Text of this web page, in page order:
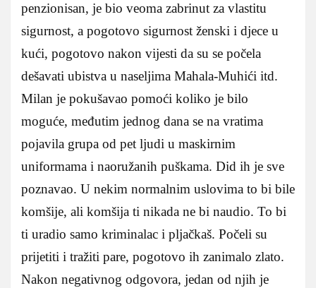
penzionisan, je bio veoma zabrinut za vlastitu
sigurnost, a pogotovo sigurnost ženski i djece u
kući, pogotovo nakon vijesti da su se počela
dešavati ubistva u naseljima Mahala-Muhići itd.
Milan je pokušavao pomoći koliko je bilo
moguće, međutim jednog dana se na vratima
pojavila grupa od pet ljudi u maskirnim
uniformama i naoružanih puškama. Did ih je sve
poznavao. U nekim normalnim uslovima to bi bile
komšije, ali komšija ti nikada ne bi naudio. To bi
ti uradio samo kriminalac i pljačkaš. Počeli su
prijetiti i tražiti pare, pogotovo ih zanimalo zlato.
Nakon negativnog odgovora, jedan od njih je